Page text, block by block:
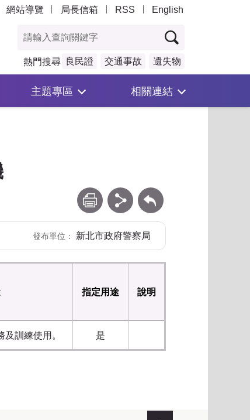
網站導覽 局長信箱 RSS English
熱門搜尋 良民證 交通事故 遺失物
主題專區 相關連結
列印 分享 回上一頁
發布單位 新北市政府警察局
指定用途
說明
訓練使用。 是